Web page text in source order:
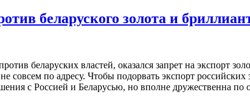
беларуского золота и
беларуских властей, оказался запрет на экспорт
совсем по адресу. Чтобы подорвать экспорт
с Россией и Беларусью, но вполне дружественна